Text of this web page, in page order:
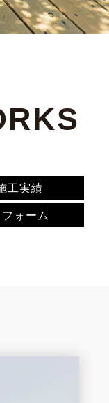
工実績
フォーム